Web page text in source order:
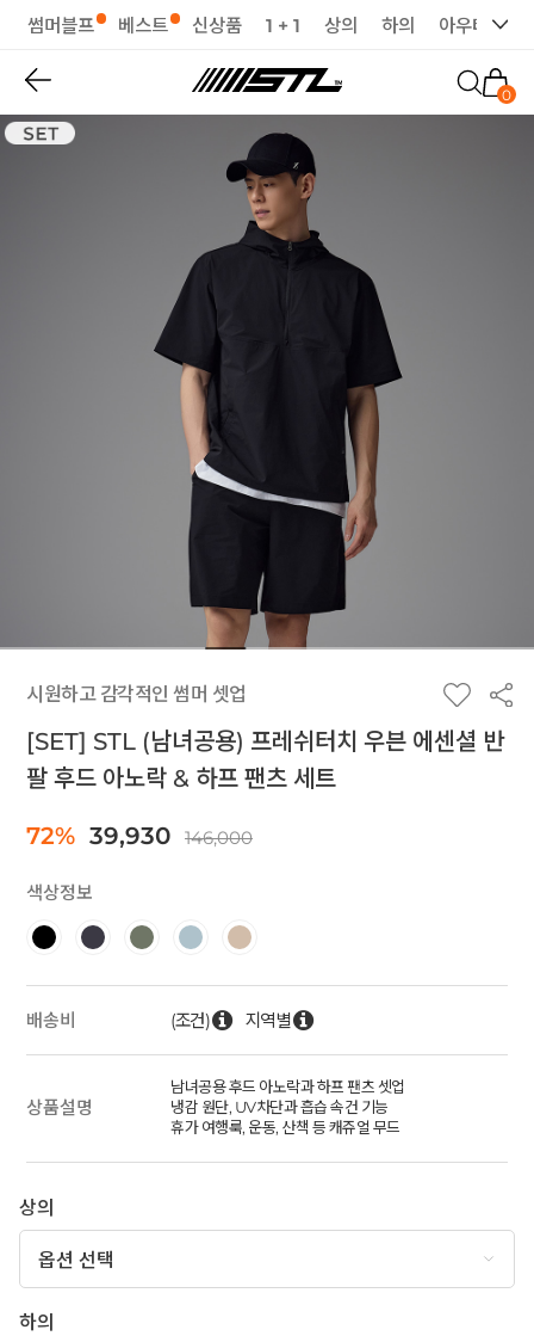
썸머블프 베스트 신상품 1 + 1 상의 하의 아우터
0
시원하고 감각적인 썸머 셋업
[SET] STL (남녀공용) 프레쉬터치 우븐 에센셜 반
팔 후드 아노락 & 하프 팬츠 세트
72% 39,930 146,000
색상정보
배송비 (조건) 지역별
상품설명
남녀공용 후드 아노락과 하프 팬츠 셋업
냉감 원단, UV차단과 흡습 속건 기능
휴가 여행룩, 운동, 산책 등 캐쥬얼 무드
상의
하의